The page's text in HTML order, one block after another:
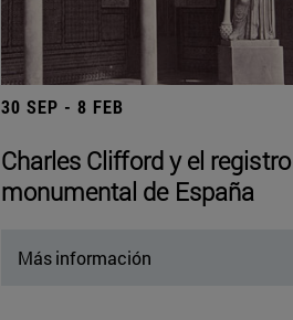
30 SEP - 8 FEB
Charles Clifford y el registro
monumental de España
Más información